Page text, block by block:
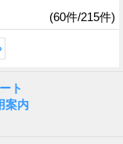
(60件/215件)
ト
案内